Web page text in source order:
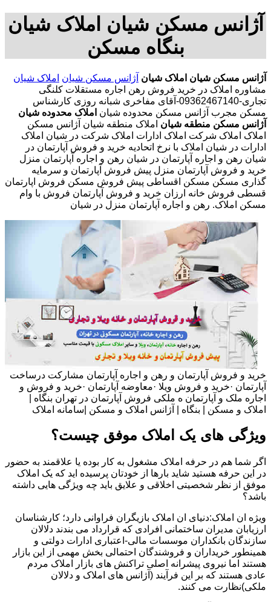
آژانس مسکن شیان املاک شیان
بنگاه مسکن
آژانس مسکن شیان املاک شیان آژانس مسکن شیان املاک شیان
مشاوره املاک در خرید فروش رهن اجاره مستقلات کلنگی
تجاری-09362467140-آقای مفاخری شبانه روزی کارشناس
مسکن مجرب آژانس مسکن محدوده شیان املاک محدوده شیان
آژانس مسکن منطقه شیان املاک منطقه شیان آژانس مسکن
املاک املاک شرکت املاک ادارات املاک شرکت در شیان املاک
ادارات در شیان املاک با نرخ اتحادیه خرید و فروش آپارتمان در
شیان رهن و اجاره آپارتمان در شیان رهن و اجاره آپارتمان منزل
خرید و فروش آپارتمان منزل پیش فروش آپارتمان و سرمایه
گذاری مسکن مسکن اقساطی پیش فروش مسکن فروش اپارتمان
قسطی فروش خانه ارزان خرید و فروش آپارتمان فروش با وام
مسکن املاک. رهن و اجاره آپارتمان منزل در شیان
خرید و فروش آپارتمان و رهن و اجاره آپارتمان مشارکت درساخت
آپارتمان ·خرید و فروش ویلا ·معاوضه آپارتمان ·خرید و فروش و
اجاره ملک و آپارتمان ه ملکی فروش آپارتمان در تهران بنگاه |
املاک و مسکن | بنگاه | آژانس املاک و مسکن |سامانه املاک
ویژگی های یک املاک موفق چیست؟
اگر شما هم در حرفه املاک مشغول به کار بوده یا علاقمند به حضور
در این حرفه هستید شاید بارها از خودتان پرسیده اید که یک املاک
موفق از نظر شخصیتی اخلاقی و علایق باید چه ویژگی هایی داشته
باشد؟
ویژه ان املاک:دنیای ان املاک بازیگران فراوانی دارد؛ کارشناسان
ارزیابان مدیران ساختمانی افرادی که قرارداد می بندند دلالان
سازندگان بانکداران موسسات مالی-اعتباری ادارات دولتی و
همینطور خریداران و فروشندگان احتمالی بخش مهمی از این بازار
هستند اما نیروی پیشرانه اصلی تراکنش های بازار املاک مردم
عادی هستند که بر این فرآیند (آژانس های املاک و دلالان
ملکی)نظارت می کنند.